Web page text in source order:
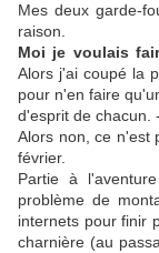
Mes deux garde-
raison.
Moi je voulais
Alors j'ai coupé la
pour n'en faire
d'esprit de chacun.
Alors non, ce n'est
février.
Partie à
problème de
internets pour finir
charnière (au